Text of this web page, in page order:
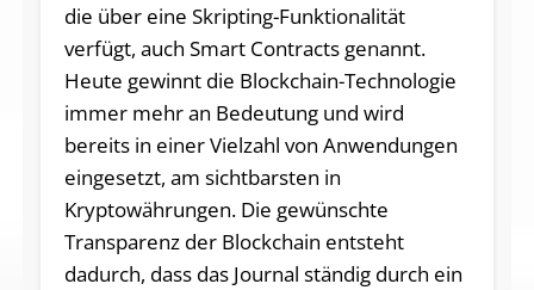
die über eine Skripting-Funktionalität
verfügt, auch Smart Contracts genannt.
Heute gewinnt die Blockchain-Technologie
immer mehr an Bedeutung und wird
bereits in einer Vielzahl von Anwendungen
eingesetzt, am sichtbarsten in
Kryptowährungen. Die gewünschte
Transparenz der Blockchain entsteht
dadurch, dass das Journal ständig durch ein